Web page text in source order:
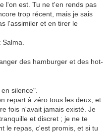
l'on est. Tu ne t'en rends pas
trop récent, mais je sais
l'assimiler et en tirer le
des hamburger et des hot-
silence".
repart à zéro tous les deux, et
fois n'avait jamais existé. Je
et discret ; je ne te
le repas, c'est promis, et si tu